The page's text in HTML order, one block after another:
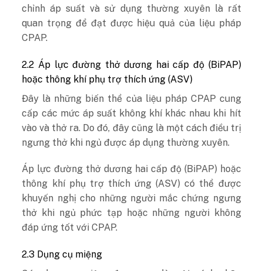
chỉnh áp suất và sử dụng thường xuyên là rất
quan trọng để đạt được hiệu quả của liệu pháp
CPAP.
2.2 Áp lực đường thở dương hai cấp độ (BiPAP)
hoặc thông khí phụ trợ thích ứng (ASV)
Đây là những biến thể của liệu pháp CPAP cung
cấp các mức áp suất không khí khác nhau khi hít
vào và thở ra. Do đó, đây cũng là một cách điều trị
ngưng thở khi ngủ được áp dụng thường xuyên.
Áp lực đường thở dương hai cấp độ (BiPAP) hoặc
thông khí phụ trợ thích ứng (ASV) có thể được
khuyến nghị cho những người mắc chứng ngưng
thở khi ngủ phức tạp hoặc những người không
đáp ứng tốt với CPAP.
2.3 Dụng cụ miệng